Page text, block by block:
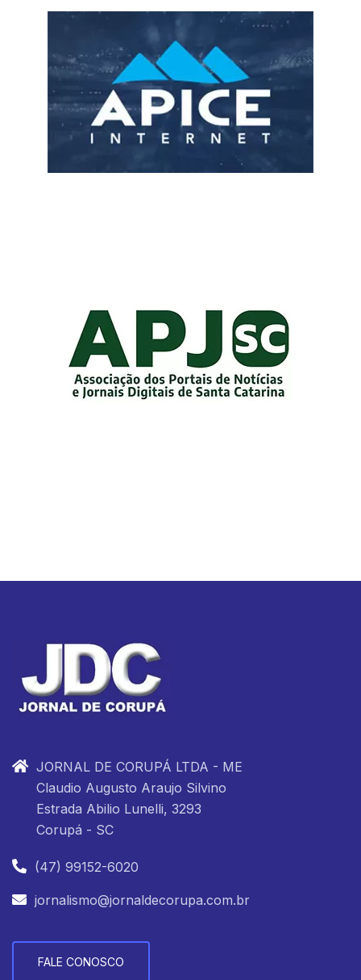
JORNAL DE CORUPÁ LTDA - ME
Claudio Augusto Araujo Silvino
Estrada Abilio Lunelli, 3293
Corupá - SC
(47) 99152-6020
jornalismo@jornaldecorupa.com.br
FALE CONOSCO